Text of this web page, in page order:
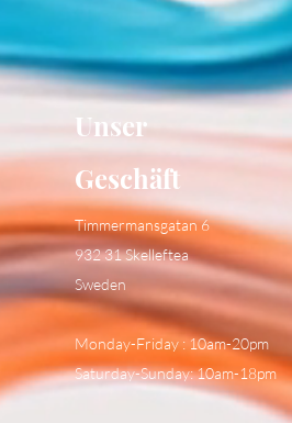
Unser
Geschäft
Timmermansgatan 6
932 31 Skelleftea
Sweden
Monday-Friday : 10am-20pm
Saturday-Sunday: 10am-18pm